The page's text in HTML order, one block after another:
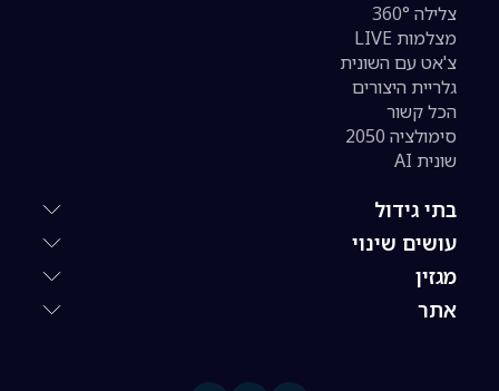
צלילה 360°
מצלמות LIVE
צ'אט עם השונית
גלריית היצורים
הכל קשור
סימולציה 2050
שונית AI
בתי גידול
עושים שינוי
מגזין
אתר